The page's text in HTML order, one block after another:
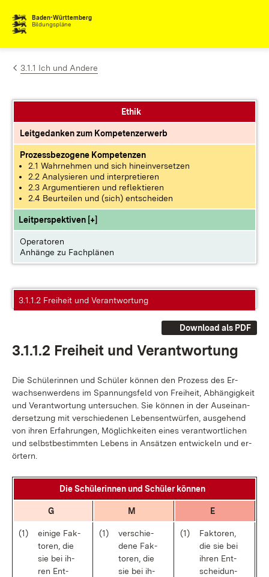
Zum Inhalt springen
Baden-Württemberg
Bildungspläne
3.1.1 Ich und Andere
Ethik
Leitgedanken zum Kompetenzerwerb
Prozessbezogene Kompetenzen
2.1 Wahrnehmen und sich hineinversetzen
2.2 Analysieren und interpretieren
2.3 Argumentieren und reflektieren
2.4 Beurteilen und (sich) entscheiden
Leitperspektiven [+]
Operatoren
Anhänge zu Fachplänen
3.1.1.2 Freiheit und Verantwortung
Download als PDF
3.1.1.2 Frei­heit und Ver­ant­wor­tung
Die Schü­le­rin­nen und Schü­ler kön­nen den Pro­zess des Er­
wach­sen­wer­dens im Span­nungs­feld von Frei­heit, Ab­hän­gig­keit
und Ver­ant­wor­tung un­ter­su­chen. Sie kön­nen in der Aus­ein­an­
der­set­zung mit ver­schie­de­nen Le­bens­ent­wür­fen, aus­ge­hend
von ih­ren Er­fah­run­gen, Mög­lich­kei­ten ei­nes ver­ant­wort­li­chen
und selbst­be­stimm­ten Le­bens in An­sät­zen ent­wi­ckeln und er­
ör­tern.
Die Schü­le­rin­nen und Schü­ler kön­nen
G M E
(1)
ei­ni­ge Fak­
to­ren, die
sie bei ih­
ren Ent­
(1)
ver­schie­
de­ne Fak­
to­ren, die
sie bei ih­
(1)
Fak­to­ren,
die sie bei
ih­ren Ent­
schei­dun­